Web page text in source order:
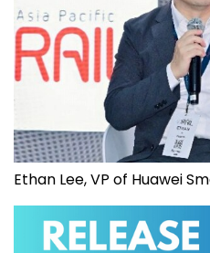
Ethan Lee, VP of Huawei